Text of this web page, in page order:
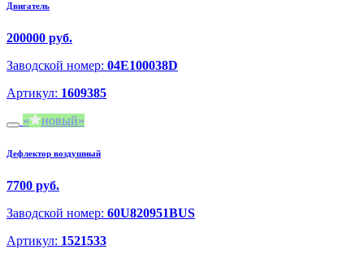
Двигатель
200000 руб.
Заводской номер: 04E100038D
Артикул: 1609385
новый
Дефлектор воздушный
7700 руб.
Заводской номер: 60U820951BUS
Артикул: 1521533